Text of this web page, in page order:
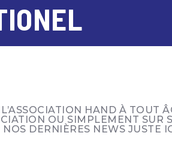
HAND À TOUT
OU SIMPLEMENT SUR
DERNIÈRES NEWS JUSTE